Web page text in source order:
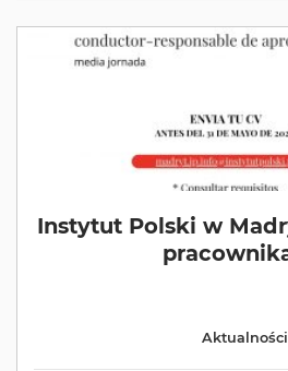
Instytut Polski w
Aktualności